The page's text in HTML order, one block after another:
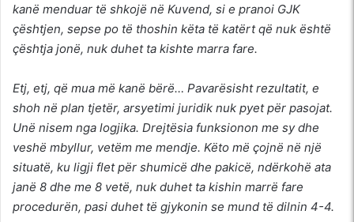
kanë menduar të shkojë në Kuvend, si e pranoi GJK
çështjen, sepse po të thoshin këta të katërt që nuk është
çështja jonë, nuk duhet ta kishte marra fare.
Etj, etj, që mua më kanë bërë… Pavarësisht rezultatit, e
shoh në plan tjetër, arsyetimi juridik nuk pyet për pasojat.
Unë nisem nga logjika. Drejtësia funksionon me sy dhe
veshë mbyllur, vetëm me mendje. Këto më çojnë në një
situatë, ku ligji flet për shumicë dhe pakicë, ndërkohë ata
janë 8 dhe me 8 vetë, nuk duhet ta kishin marrë fare
procedurën, pasi duhet të gjykonin se mund të dilnin 4-4.